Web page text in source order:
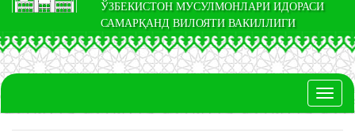
ЎЗБЕКИСТОН МУСУЛМОНЛАРИ ИДОРАСИ
САМАРҚАНД ВИЛОЯТИ ВАКИЛЛИГИ